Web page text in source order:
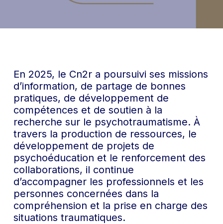
En 2025, le Cn2r a poursuivi ses missions
d’information, de partage de bonnes
pratiques, de développement de
compétences et de soutien à la
recherche sur le psychotraumatisme. À
travers la production de ressources, le
développement de projets de
psychoéducation et le renforcement des
collaborations, il continue
d’accompagner les professionnels et les
personnes concernées dans la
compréhension et la prise en charge des
situations traumatiques.